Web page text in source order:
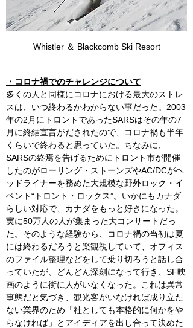
Whistler ＆ Blackcomb Ski Resort
・コロナ禍でのチャレンジについて
多くの人と同様にコロナにおける最大のストレ
スは、いつ終わるかわからない事だった。2003
年の2月にトロントであったSARSはその年の7
月に終結宣言がだされたので、コロナ禍も半年
くらいで終わると思っていた。ちなみに、
SARSの終焉を告げるためにトロント市が開催
したのがローリング・ストーンズやAC/DCがヘ
ッドライナーを務めた大規模な野外ロック・イ
ベント“トロント・ロックス”。いかにもカナダ
らしい対応で、カナダをもっと好きになった。
実に50万人の人が集まった大コンサートだっ
た。そのような経験から、コロナ禍の当初は夏
には終わるだろうと楽観視していて、オフィス
のファイル整理などをして乗り切ろうと話し合
っていたが、どんどん深刻になって行き、SF映
画のように街に人がいなくなった。これは異常
事態だと気づき、観光客がいなければ成り立た
ない業界のため「社としても本格的に何かをや
らなければ」とアイディアを出し合って決めた